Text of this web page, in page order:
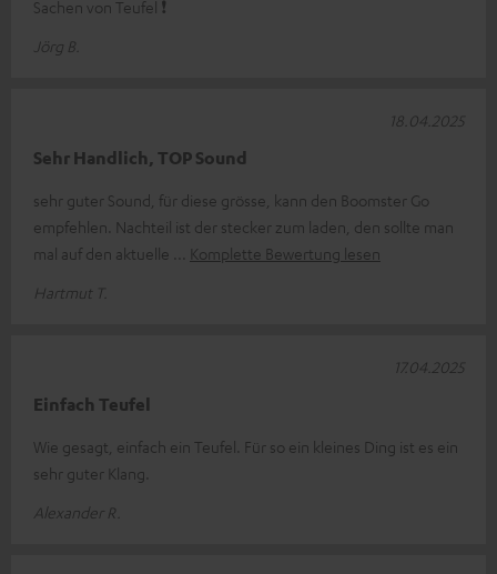
Sachen von Teufel ❗
Jörg B.
Sehr Handlich, TOP Sound
sehr guter Sound, für diese grösse, kann den Boomster Go
empfehlen. Nachteil ist der stecker zum laden, den sollte man
mal auf den aktuelle
Komplette Bewertung lesen
Hartmut T.
18.04.2025
Einfach Teufel
Wie gesagt, einfach ein Teufel. Für so ein kleines Ding ist es ein
sehr guter Klang.
Alexander R.
17.04.2025